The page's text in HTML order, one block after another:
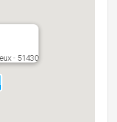
- 51430